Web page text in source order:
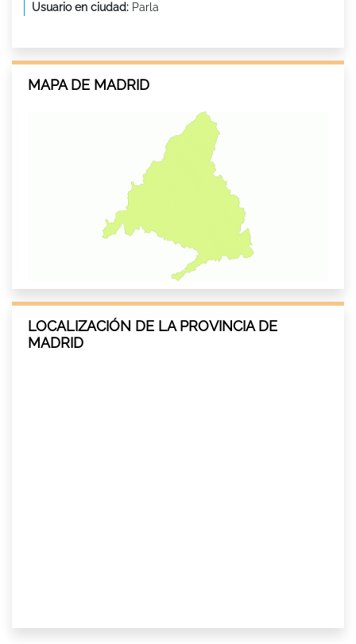
Usuario en ciudad: Parla
MAPA DE MADRID
LOCALIZACIÓN DE LA PROVINCIA DE
MADRID